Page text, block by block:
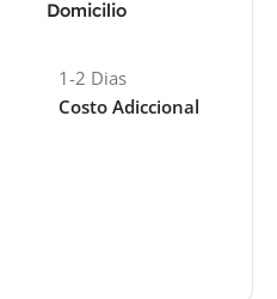
Domicilio
1-2 Dias
Costo Adiccional